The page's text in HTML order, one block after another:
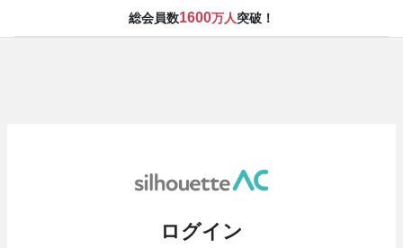
総会員数1600万人突破！
ログイン